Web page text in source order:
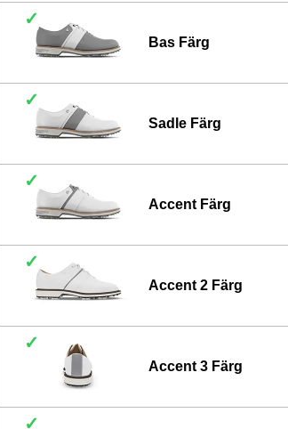
✓
Bas Färg
✓
Sadle Färg
✓
Accent Färg
✓
Accent 2 Färg
✓
Accent 3 Färg
✓